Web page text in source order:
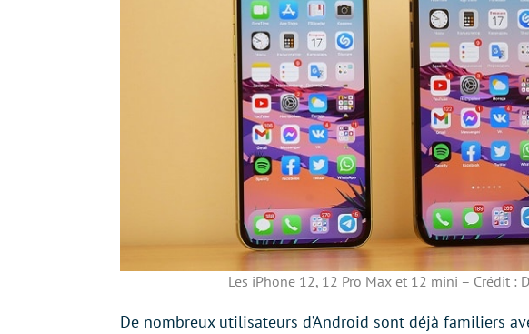
Les iPhone 12, 12 Pro Max et 12 mini – Crédit :
De nombreux utilisateurs d’Android sont déjà familiers